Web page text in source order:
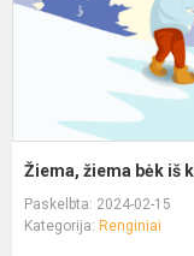
Žiema, žiema bėk iš
Paskelbta: 2024-02-15
Kategorija: Renginiai